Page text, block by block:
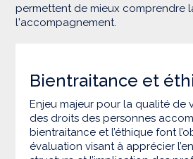
permettent de mieux comprendre
l'accompagnement.
Bientraitance et
Enjeu majeur pour la qualité de
des droits des personnes
bientraitance et l’éthique font
évaluation visant à apprécier